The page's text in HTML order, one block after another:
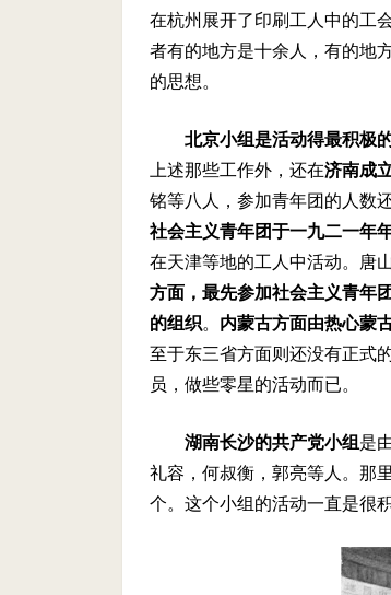
在杭州展开了印刷工人中的工
者有的地方是十余人，有的地
的思想。
北京小组是活动得最积极
上述那些工作外，还在济南成
铭等八人，参加青年团的人数
社会主义青年团于一九二一年
在天津等地的工人中活动。唐
方面，最先参加社会主义青年
的组织。 内蒙古方面由热心蒙
至于东三省方面则还没有正式
员，做些零星的活动而已。
湖南长沙的共产党小组 是
礼容，何叔衡，郭亮等人。那
个。这个小组的活动一直是很积